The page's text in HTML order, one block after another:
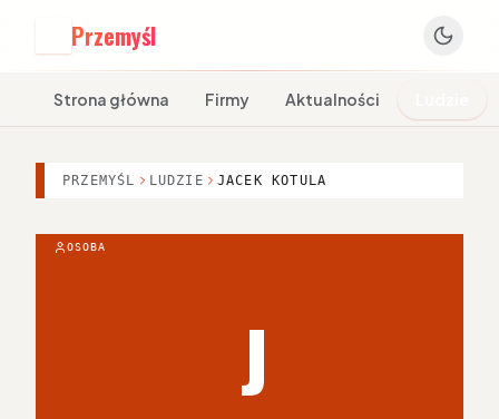
Przemyśl
Strona główna Firmy Aktualności
PRZEMYŚL LUDZIE JACEK KOTULA
J
OSOBA